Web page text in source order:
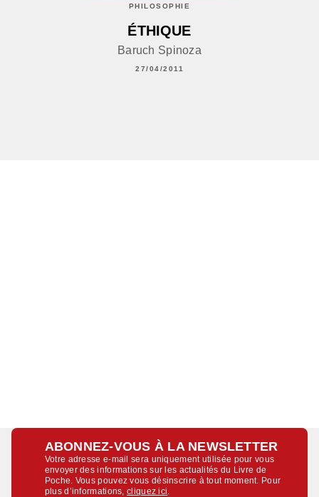
PHILOSOPHIE
ÉTHIQUE
Baruch Spinoza
27/04/2011
ABONNEZ-VOUS À LA NEWSLETTER
Votre adresse e-mail sera uniquement utilisée pour vous
envoyer des informations sur les actualités du Livre de
Poche. Vous pouvez vous désinscrire à tout moment. Pour
plus d’informations,cliquez ici